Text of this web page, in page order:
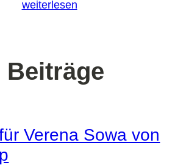
weiterlesen
Beiträge
Verena Sowa von